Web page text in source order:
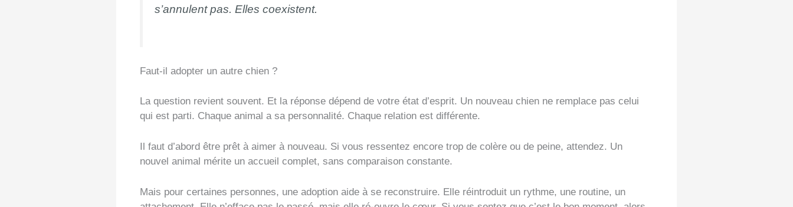
s’annulent pas. Elles coexistent.
Faut-il adopter un autre chien ?
La question revient souvent. Et la réponse dépend de votre état d’esprit. Un nouveau chien ne remplace pas celui
qui est parti. Chaque animal a sa personnalité. Chaque relation est différente.
Il faut d’abord être prêt à aimer à nouveau. Si vous ressentez encore trop de colère ou de peine, attendez. Un
nouvel animal mérite un accueil complet, sans comparaison constante.
Mais pour certaines personnes, une adoption aide à se reconstruire. Elle réintroduit un rythme, une routine, un